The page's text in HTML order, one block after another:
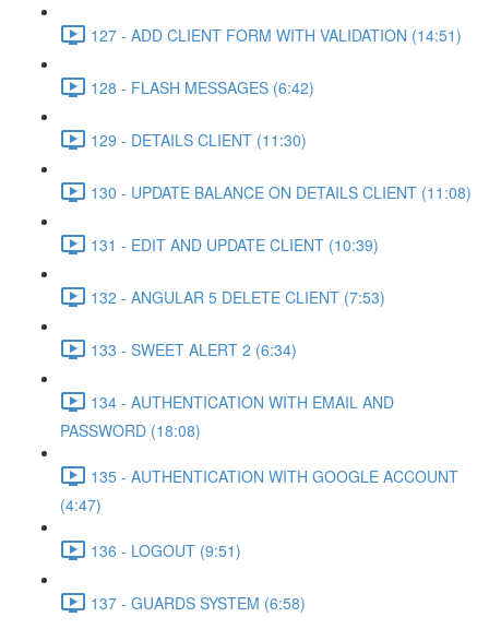
127 - ADD CLIENT FORM WITH VALIDATION (14:51)
128 - FLASH MESSAGES (6:42)
129 - DETAILS CLIENT (11:30)
130 - UPDATE BALANCE ON DETAILS CLIENT (11:08)
131 - EDIT AND UPDATE CLIENT (10:39)
132 - ANGULAR 5 DELETE CLIENT (7:53)
133 - SWEET ALERT 2 (6:34)
134 - AUTHENTICATION WITH EMAIL AND
PASSWORD (18:08)
135 - AUTHENTICATION WITH GOOGLE ACCOUNT
(4:47)
136 - LOGOUT (9:51)
137 - GUARDS SYSTEM (6:58)